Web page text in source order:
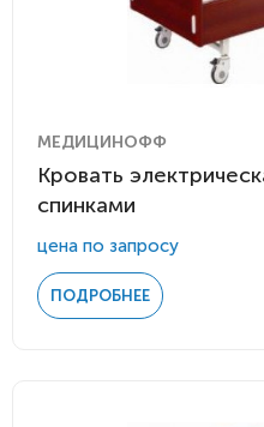
МЕДИЦИНОФФ
Кровать
спинками
цена по запросу
ПОДРОБНЕЕ